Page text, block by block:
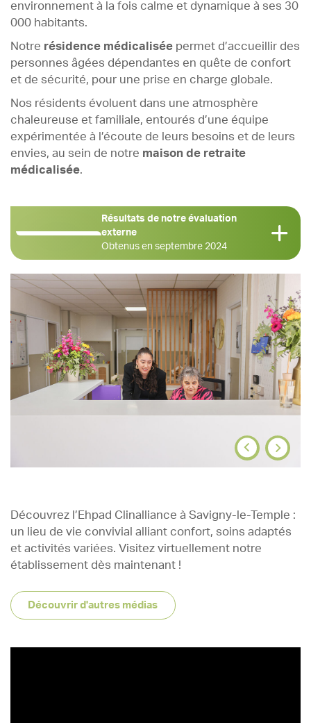
environnement à la fois calme et dynamique à ses 30
000 habitants.
Notre résidence médicalisée permet d’accueillir des
personnes âgées dépendantes en quête de confort
et de sécurité, pour une prise en charge globale.
Nos résidents évoluent dans une atmosphère
chaleureuse et familiale, entourés d’une équipe
expérimentée à l’écoute de leurs besoins et de leurs
envies, au sein de notre maison de retraite
médicalisée.
Résultats de notre évaluation
externe
Obtenus en septembre 2024
Découvrez l’Ehpad Clinalliance à Savigny-le-Temple :
un lieu de vie convivial alliant confort, soins adaptés
et activités variées. Visitez virtuellement notre
établissement dès maintenant !
Découvrir d'autres médias